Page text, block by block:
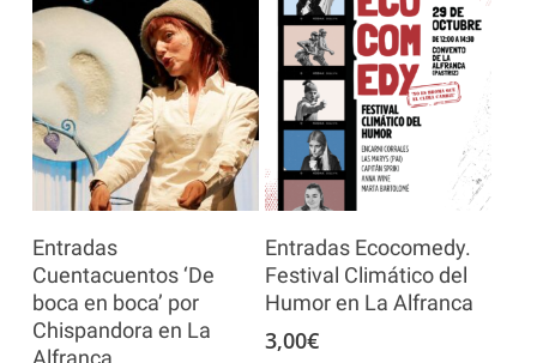
Entradas
Cuentacuentos ‘De
boca en boca’ por
Chispandora en La
Alfranca
Añadir Al Carrito
Entradas Ecocomedy.
Festival Climático del
Humor en La Alfranca
3,00€